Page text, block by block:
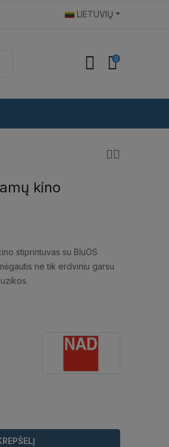
LIETUVIŲ
0
kino
stiprintuvas su BluOS
ne tik erdviniu garsu